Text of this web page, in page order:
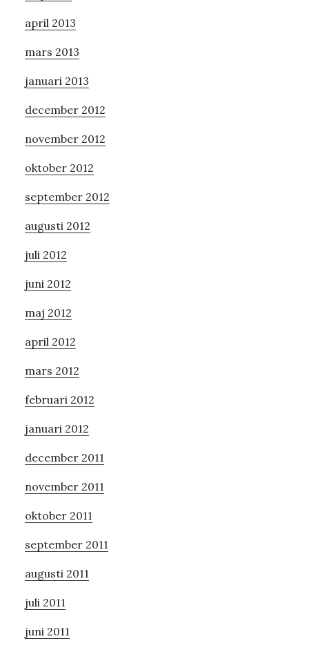
april 2013
mars 2013
januari 2013
december 2012
november 2012
oktober 2012
september 2012
augusti 2012
juli 2012
juni 2012
maj 2012
april 2012
mars 2012
februari 2012
januari 2012
december 2011
november 2011
oktober 2011
september 2011
augusti 2011
juli 2011
juni 2011